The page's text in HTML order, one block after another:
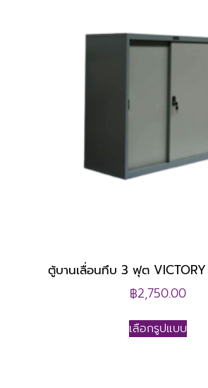
ตู้บานเลื่อนทึบ 3 ฟุต
฿2,750.00
เลือกรูปแบบ